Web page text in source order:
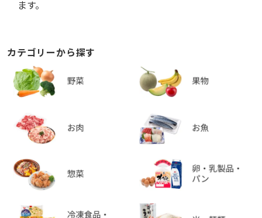
ます。
カテゴリーから探す